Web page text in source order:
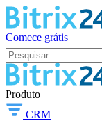
Comece grátis
Produto
CRM